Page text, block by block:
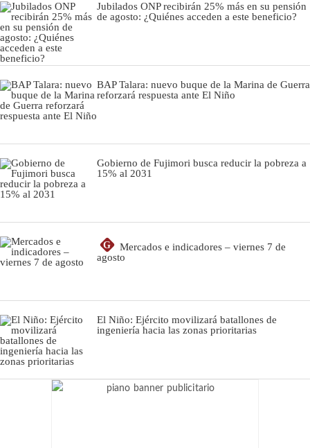
Jubilados ONP recibirán 25% más en su pensión
de agosto: ¿Quiénes acceden a este beneficio?
BAP Talara: nuevo buque de la Marina de Guerra
reforzará respuesta ante El Niño
Gobierno de Fujimori busca reducir la pobreza a
15% al 2031
G
Mercados e indicadores – viernes 7 de
agosto
El Niño: Ejército movilizará batallones de
ingeniería hacia las zonas prioritarias